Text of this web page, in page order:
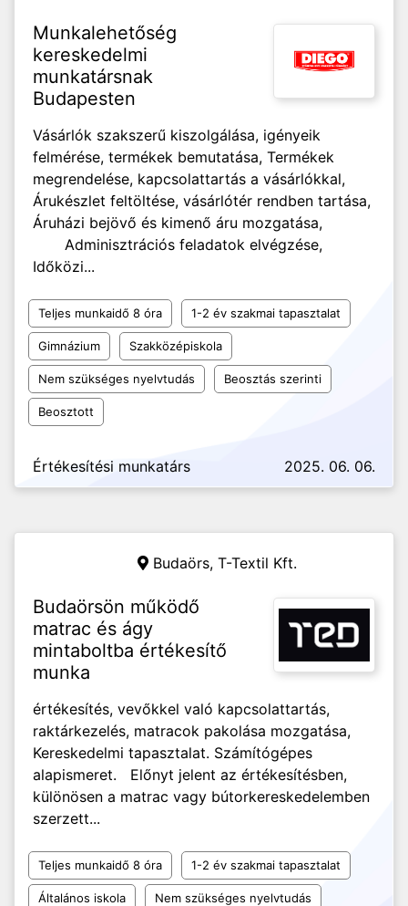
Munkalehetőség
kereskedelmi
munkatársnak
Budapesten
Vásárlók szakszerű kiszolgálása, igényeik
felmérése, termékek bemutatása, Termékek
megrendelése, kapcsolattartás a vásárlókkal,
Árukészlet feltöltése, vásárlótér rendben tartása,
Áruházi bejövő és kimenő áru mozgatása,
Adminisztrációs feladatok elvégzése,
Időközi...
Teljes munkaidő 8 óra 1-2 év szakmai tapasztalat
Gimnázium Szakközépiskola
Nem szükséges nyelvtudás Beosztás szerinti
Beosztott
Értékesítési munkatárs 2025. 06. 06.
Budaörs, T-Textil Kft.
Budaörsön működő
matrac és ágy
mintaboltba értékesítő
munka
értékesítés, vevőkkel való kapcsolattartás,
raktárkezelés, matracok pakolása mozgatása,
Kereskedelmi tapasztalat. Számítógépes
alapismeret. Előnyt jelent az értékesítésben,
különösen a matrac vagy bútorkereskedelemben
szerzett...
Teljes munkaidő 8 óra 1-2 év szakmai tapasztalat
Általános iskola Nem szükséges nyelvtudás